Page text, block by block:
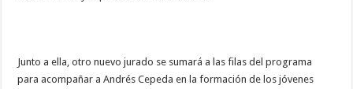
Junto a ella, otro nuevo jurado se sumará a las filas del programa
para acompañar a Andrés Cepeda en la formación de los jóvenes